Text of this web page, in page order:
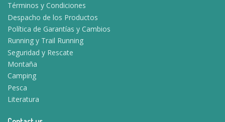
Términos y Condiciones
Despacho de los Productos
Política de Garantías y Cambios
Running y Trail Running
Seguridad y Rescate
Montaña
Camping
Pesca
Literatura